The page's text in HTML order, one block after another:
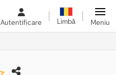
Autentificare Limbă Meniu